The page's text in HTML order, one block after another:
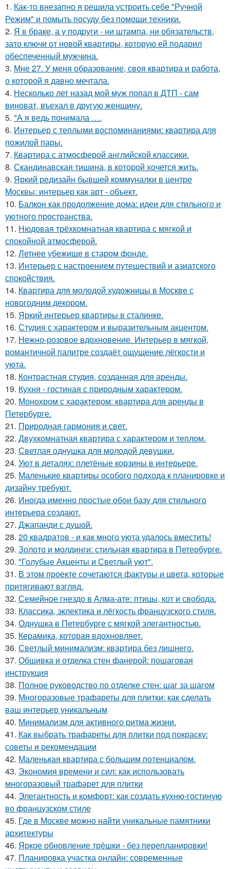
1. Как-то внезапно я решила устроить себе "Ручной
Режим" и помыть посуду без помощи техники.
2. Я в браке, а у подруги - ни штампа, ни обязательств,
зато ключи от новой квартиры, которую ей подарил
обеспеченный мужчина.
3. Мне 27. У меня образование, своя квартира и работа,
о которой я давно мечтала.
4. Несколько лет назад мой муж попал в ДТП - сам
виноват, въехал в другую женщину.
5. "А я ведь понимала ….
6. Интерьер с теплыми воспоминаниями: квартира для
пожилой пары.
7. Квартира с атмосферой английской классики.
8. Скандинавская тишина, в которой хочется жить.
9. Яркий редизайн бывшей коммуналки в центре
Москвы: интерьер как арт - объект.
10. Балкон как продолжение дома: идеи для стильного и
уютного пространства.
11. Нюдовая трёхкомнатная квартира с мягкой и
спокойной атмосферой.
12. Летнее убежище в старом фонде.
13. Интерьер с настроением путешествий и азиатского
спокойствия.
14. Квартира для молодой художницы в Москве с
новогодним декором.
15. Яркий интерьер квартиры в сталинке.
16. Студия с характером и выразительным акцентом.
17. Нежно-розовое вдохновение. Интерьер в мягкой,
романтичной палитре создаёт ощущение лёгкости и
уюта.
18. Контрастная студия, созданная для аренды.
19. Кухня - гостиная с природным характером.
20. Монохром с характером: квартира для аренды в
Петербурге.
21. Природная гармония и свет.
22. Двухкомнатная квартира с характером и теплом.
23. Светлая однушка для молодой девушки.
24. Уют в деталях: плетёные корзины в интерьере.
25. Маленькие квартиры особого подхода к планировке и
дизайну требуют.
26. Иногда именно простые обои базу для стильного
интерьера создают.
27. Джапанди с душой.
28. 20 квадратов - и как много уюта удалось вместить!
29. Золото и молдинги: стильная квартира в Петербурге.
30. "Голубые Акценты и Светлый уют".
31. В этом проекте сочетаются фактуры и цвета, которые
притягивают взгляд.
32. Семейное гнездо в Алма-ате: птицы, кот и свобода.
33. Классика, эклектика и лёгкость французского стиля.
34. Однушка в Петербурге с мягкой элегантностью.
35. Керамика, которая вдохновляет.
36. Светлый минимализм: квартира без лишнего.
37. Обшивка и отделка стен фанерой: пошаговая
инструкция
38. Полное руководство по отделке стен: шаг за шагом
39. Многоразовые трафареты для плитки: как сделать
ваш интерьер уникальным
40. Минимализм для активного ритма жизни.
41. Как выбрать трафареты для плитки под покраску:
советы и рекомендации
42. Маленькая квартира с большим потенциалом.
43. Экономия времени и сил: как использовать
многоразовый трафарет для плитки
44. Элегантность и комфорт: как создать кухню-гостиную
во французском стиле
45. Где в Москве можно найти уникальные памятники
архитектуры
46. Яркое обновление трёшки - без перепланировки!
47. Планировка участка онлайн: современные